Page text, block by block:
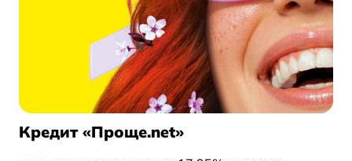
Кредит «Проще.net»